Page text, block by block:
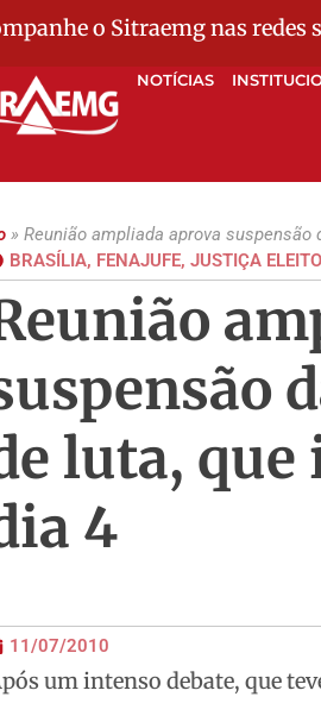
o Sitraemg nas redes
NOTÍCIAS
» Reunião ampliada aprova suspensão
BRASÍLIA, FENAJUFE, JUSTIÇA
luta, que
4
11/07/2010
um intenso debate, que